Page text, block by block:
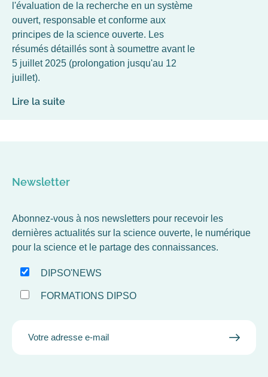
l'évaluation de la recherche en un système
ouvert, responsable et conforme aux
principes de la science ouverte. Les
résumés détaillés sont à soumettre avant le
5 juillet 2025 (prolongation jusqu'au 12
juillet).
Lire la suite
Newsletter
Abonnez-vous à nos newsletters pour recevoir les
dernières actualités sur la science ouverte, le numérique
pour la science et le partage des connaissances.
DIPSO'NEWS
FORMATIONS DIPSO